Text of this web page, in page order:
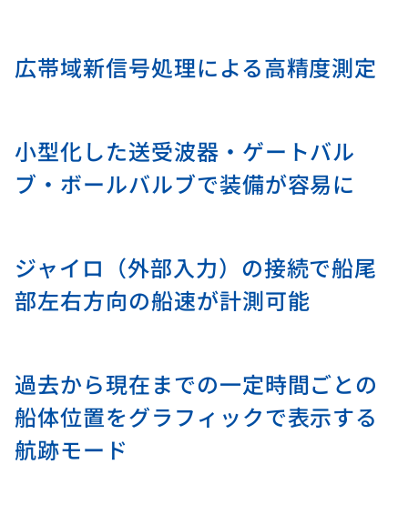
広帯域新信号処理による高精度測定
小型化した送受波器・ゲートバル
ブ・ボールバルブで装備が容易に
ジャイロ（外部入力）の接続で船尾
部左右方向の船速が計測可能
過去から現在までの一定時間ごとの
船体位置をグラフィックで表示する
航跡モード